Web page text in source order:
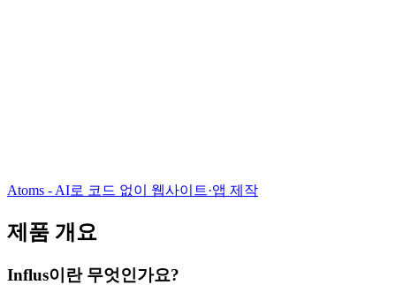
Atoms - AI로 코드 없이 웹사이트·앱 제작
제품 개요
Influs이란 무엇인가요?